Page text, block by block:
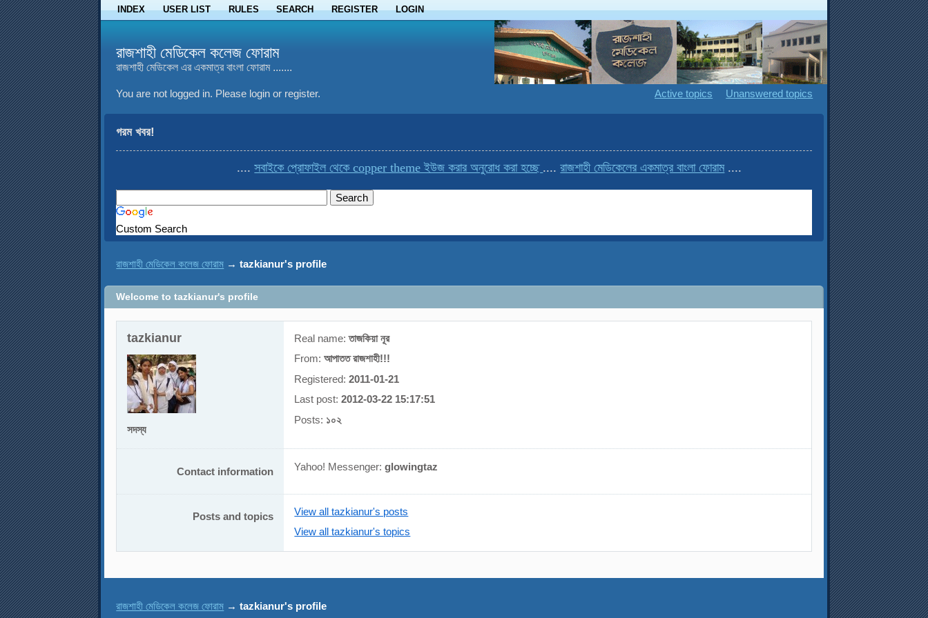
INDEX USER LIST RULES SEARCH REGISTER LOGIN
রাজশাহী মেডিকেল কলেজ ফোরাম
রাজশাহী মেডিকেল এর একমাত্র বাংলা ফোরাম .......
You are not logged in. Please login or register. Active topics Unanswered topics
গরম খবর!
....সবাইকে প্রোফাইল থেকে copper theme ইউজ করার অনুরোধ করা হচ্ছে....রাজশাহী মেডিকেলের একমাত্র বাংলা ফোরাম....
Custom Search
রাজশাহী মেডিকেল কলেজ ফোরাম →tazkianur's profile
Welcome to tazkianur's profile
tazkianur
সদস্য
Real name:তাজকিয়া নূর
From:আপাতত রাজশাহী!!!
Registered:2011-01-21
Last post:2012-03-22 15:17:51
Posts: ১০২
Contact information Yahoo! Messenger:glowingtaz
Posts and topics
View all tazkianur's posts
View all tazkianur's topics
রাজশাহী মেডিকেল কলেজ ফোরাম →tazkianur's profile